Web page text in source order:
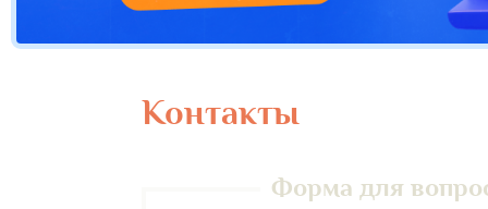
Контакты
Форма для